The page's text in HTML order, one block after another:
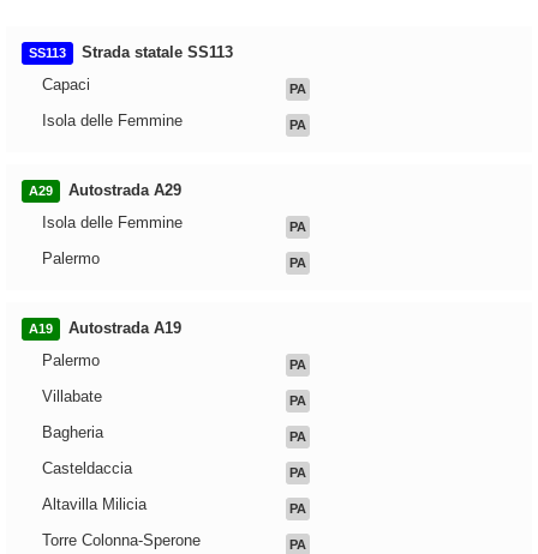
SS113
Strada statale SS113
Capaci
PA
Isola delle Femmine PA
A29
Autostrada A29
Isola delle Femmine
PA
Palermo PA
A19
Autostrada A19
Palermo
PA
Villabate PA
Bagheria PA
Casteldaccia PA
Altavilla Milicia PA
Torre Colonna-Sperone PA